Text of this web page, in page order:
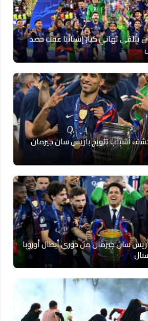
يتلقى تهاني كبار إسبانيا عقب حصد
أسباب تتويج باريس سان جيرمان
سان جيرمان من دوري أبطال أوروبا